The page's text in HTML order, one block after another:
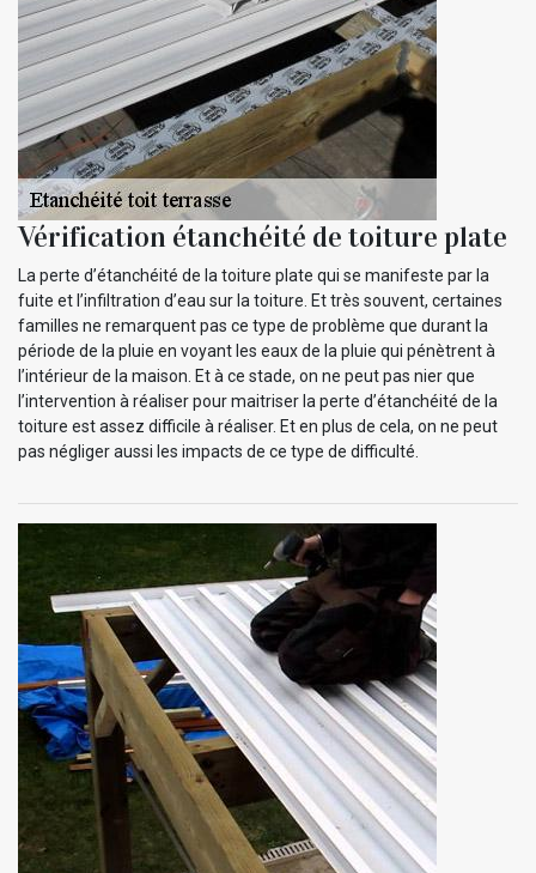
Vérification étanchéité de toiture plate
La perte d’étanchéité de la toiture plate qui se manifeste par la
fuite et l’infiltration d’eau sur la toiture. Et très souvent, certaines
familles ne remarquent pas ce type de problème que durant la
période de la pluie en voyant les eaux de la pluie qui pénètrent à
l’intérieur de la maison. Et à ce stade, on ne peut pas nier que
l’intervention à réaliser pour maitriser la perte d’étanchéité de la
toiture est assez difficile à réaliser. Et en plus de cela, on ne peut
pas négliger aussi les impacts de ce type de difficulté.